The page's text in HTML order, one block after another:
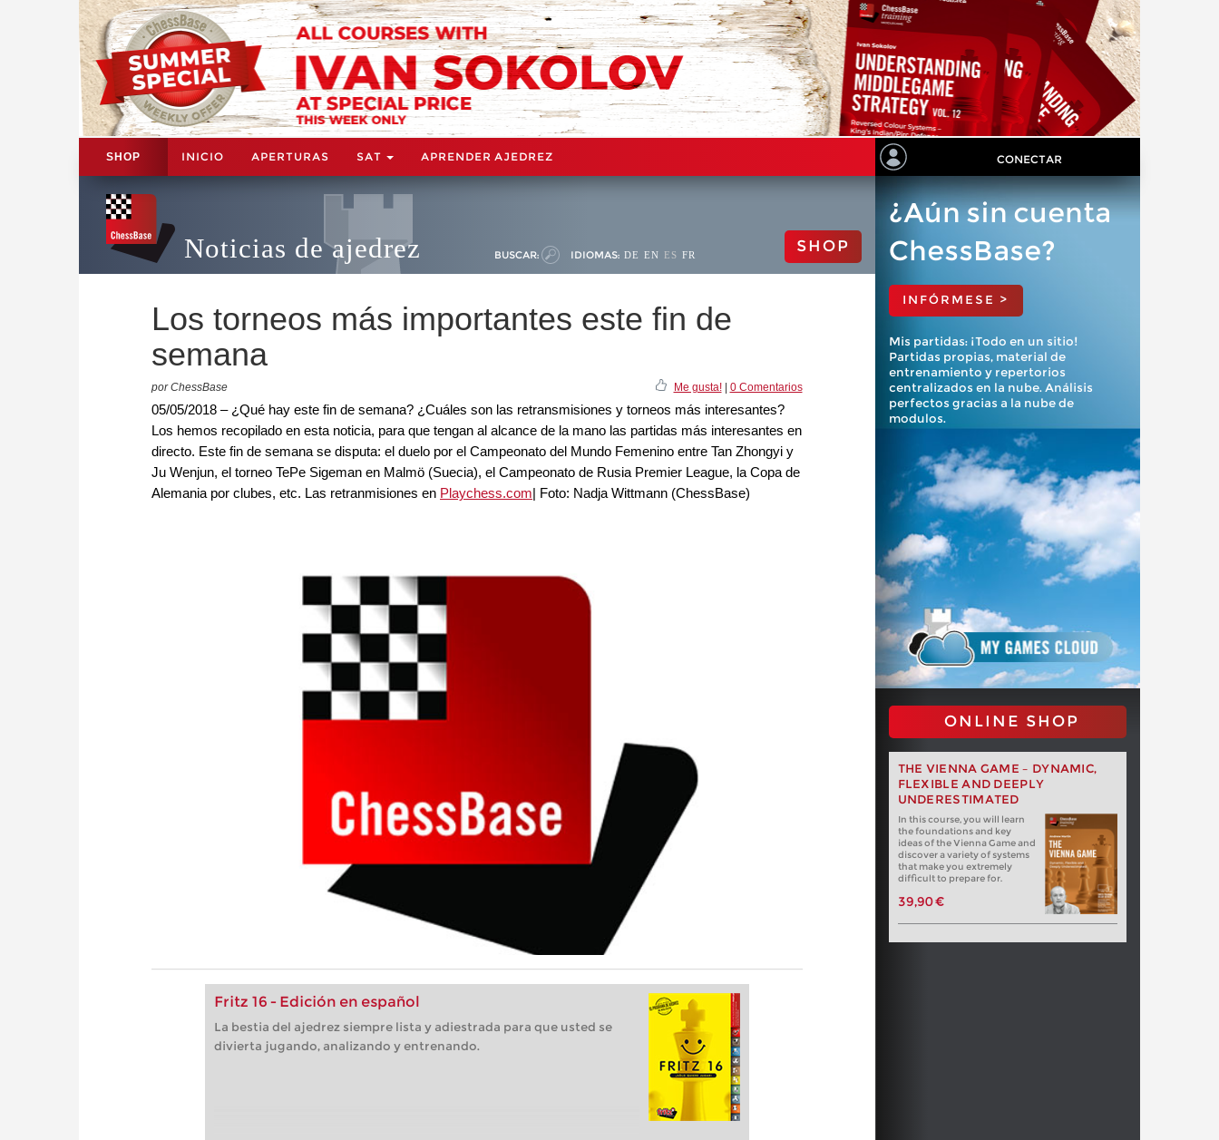
SHOP INICIO APERTURAS SAT APRENDER AJEDREZ CONECTAR
Noticias de ajedrez BUSCAR: IDIOMAS: DE EN ES FR SHOP
Los torneos más importantes este fin de
semana
por ChessBase Me gusta!| 0 Comentarios
05/05/2018 – ¿Qué hay este fin de semana? ¿Cuáles son las retransmisiones y torneos más interesantes?
Los hemos recopilado en esta noticia, para que tengan al alcance de la mano las partidas más interesantes en
directo. Este fin de semana se disputa: el duelo por el Campeonato del Mundo Femenino entre Tan Zhongyi y
Ju Wenjun, el torneo TePe Sigeman en Malmö (Suecia), el Campeonato de Rusia Premier League, la Copa de
Alemania por clubes, etc. Las retranmisiones en Playchess.com| Foto: Nadja Wittmann (ChessBase)
Fritz 16 - Edición en español
La bestia del ajedrez siempre lista y adiestrada para que usted se
divierta jugando, analizando y entrenando.
¿Aún sin cuenta
ChessBase?
INFÓRMESE >
Mis partidas: ¡Todo en un sitio!
Partidas propias, material de
entrenamiento y repertorios
centralizados en la nube. Análisis
perfectos gracias a la nube de
modulos.
ONLINE SHOP
THE VIENNA GAME – DYNAMIC,
FLEXIBLE AND DEEPLY
UNDERESTIMATED
In this course, you will learn
the foundations and key
ideas of the Vienna Game and
discover a variety of systems
that make you extremely
difficult to prepare for.
39,90 €